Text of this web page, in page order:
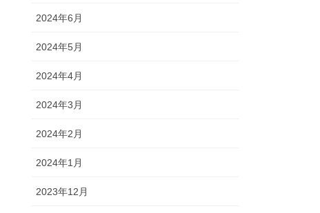
2024年6月
2024年5月
2024年4月
2024年3月
2024年2月
2024年1月
2023年12月